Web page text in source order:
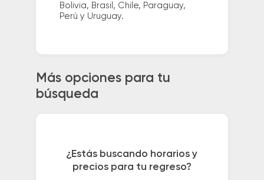
Bolivia, Brasil, Chile, Paraguay,
Perú y Uruguay.
Más opciones para tu
búsqueda
¿Estás buscando horarios y
precios para tu regreso?